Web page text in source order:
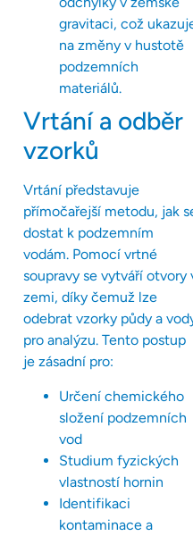
gravitaci, což
na změny v hustotě
podzemních
materiálů.
Vrtání a odběr
vzorků
Vrtání představuje
přímočařejší metodu, jak
dostat k podzemním
vodám. Pomocí vrtné
soupravy se vytváří otvory
zemi, díky čemuž lze
odebrat vzorky půdy a
pro analýzu. Tento postup
je zásadní pro:
Určení chemického
složení podzemních
vod
Studium fyzických
vlastností hornin
Identifikaci
kontaminace a